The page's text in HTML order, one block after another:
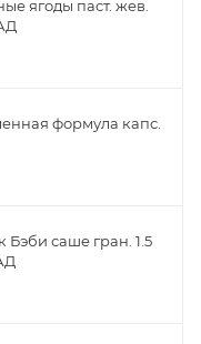
ягоды паст. жев.
формула капс.
саше гран. 1.5